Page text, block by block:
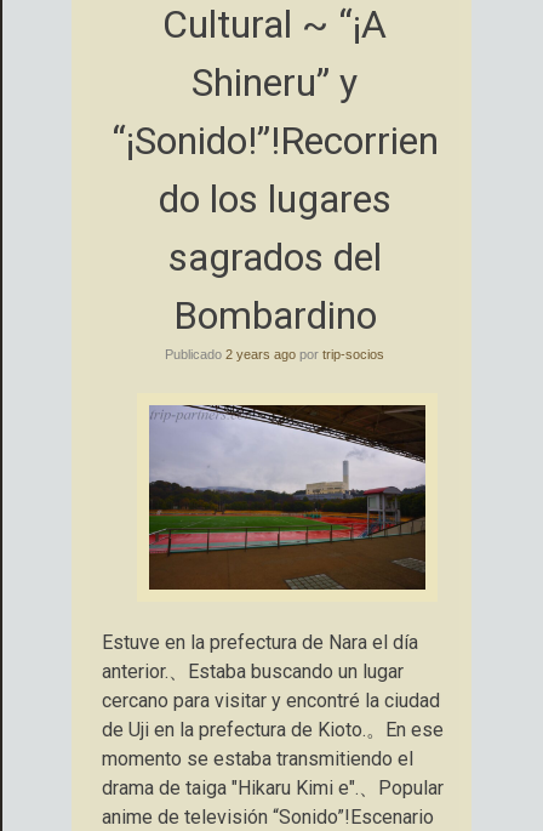
Cultural ~ “¡A
Shineru” y
“¡Sonido!”!Recorrien
do los lugares
sagrados del
Bombardino
Publicado 2 years ago por trip-socios
Estuve en la prefectura de Nara el día
anterior.、Estaba buscando un lugar
cercano para visitar y encontré la ciudad
de Uji en la prefectura de Kioto.。En ese
momento se estaba transmitiendo el
drama de taiga "Hikaru Kimi e".、Popular
anime de televisión “Sonido”!Escenario